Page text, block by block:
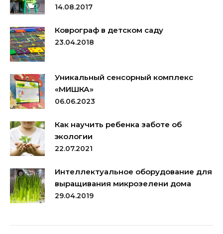
14.08.2017
Коврограф в детском саду
23.04.2018
Уникальный сенсорный комплекс
«МИШКА»
06.06.2023
Как научить ребенка заботе об
экологии
22.07.2021
Интеллектуальное оборудование для
выращивания микрозелени дома
29.04.2019